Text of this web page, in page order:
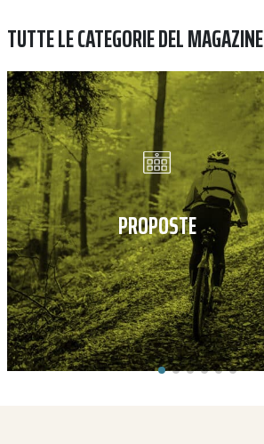
TUTTE LE CATEGORIE DEL MAGAZINE
PROPOSTE